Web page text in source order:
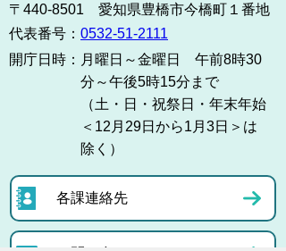
〒440-8501 愛知県豊橋市今橋町１番地
代表番号： 0532-51-2111
開庁日時： 月曜日～金曜日 午前8時30
分～午後5時15分まで
（土・日・祝祭日・年末年始
＜12月29日から1月3日＞は
除く）
各課連絡先